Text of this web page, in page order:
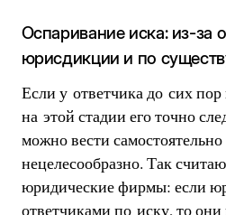
Оспаривание иска: из-за
юрисдикции и по
Если у ответчика до сих пор
на этой стадии его точно
можно вести
нецелесообразно. Так
юридические фирмы: если
ответчиками по иску, то они